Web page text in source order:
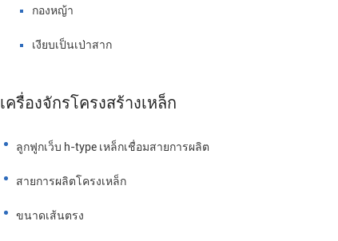
กองหญ้า
เงียบเป็นเป่าสาก
เครื่องจักรโครงสร้างเหล็ก
ลูกฟูกเว็บ h-type เหล็กเชื่อมสายการผลิต
สายการผลิตโครงเหล็ก
ขนาดเส้นตรง